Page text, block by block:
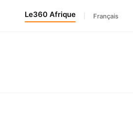
Le360 Afrique Français